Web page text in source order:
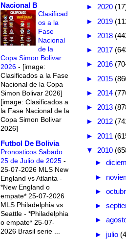
Nacional B
Clasificad
os a la
Fase
Nacional
de la
Copa Simon Bolivar
2026 - [image:
Clasificados a la Fase
Nacional de la Copa
Simon Bolivar 2026]
[image: Clasificados a
la Fase Nacional de la
Copa Simon Bolivar
2026]
Futbol De Bolivia
Pronosticos Sabado
25 de Julio de 2025 -
25-07-2026 MLS New
England vs Atlanta -
*New England o
empate* 25-07-2026
MLS Philadelphia vs
Seattle - *Philadelphia
o empate* 25-07-
2026 Brasil serie ...
► 2020
► 2019
► 2018
► 2017
► 2016
► 2015
► 2014
► 2013
► 2012
► 2011
▼ 2010
►
►
►
►
►
► julio